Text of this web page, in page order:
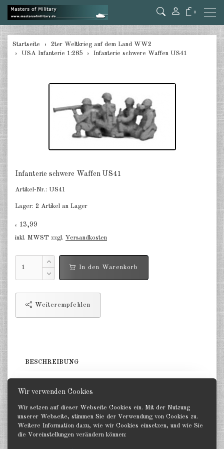
Wir verwenden Cookies
Wir setzen auf dieser Webseite Cookies ein. Mit der Nutzung
unserer Webseite, stimmen Sie der Verwendung von Cookies zu.
Weitere Information dazu, wie wir Cookies einsetzen, und wie Sie
die Voreinstellungen verändern können:
0
zurück
Deutschland Halbketten 1:285
Deutschland Flak 1:285
Deutschland gezogene Pak 1:285
Deutschland Artillerie gezogen
1:285
Deutschland Panzerwagen u.a.
1:285
Deutschland Infanterie, Kavallerie
1:285
Rumänien 1:285
Finnland 1:285
Japan 1:285
Startseite
2ter Weltkrieg auf dem Land WW2
USA Infanterie 1:285
Infanterie schwere Waffen US41
Infanterie schwere Waffen US41
Artikel-Nr.: US41
Lager: 2 Artikel an Lager
€ 13,99
inkl. MWST zzgl. Versandkosten
In den Warenkorb
Weiterempfehlen
BESCHREIBUNG
Zurück